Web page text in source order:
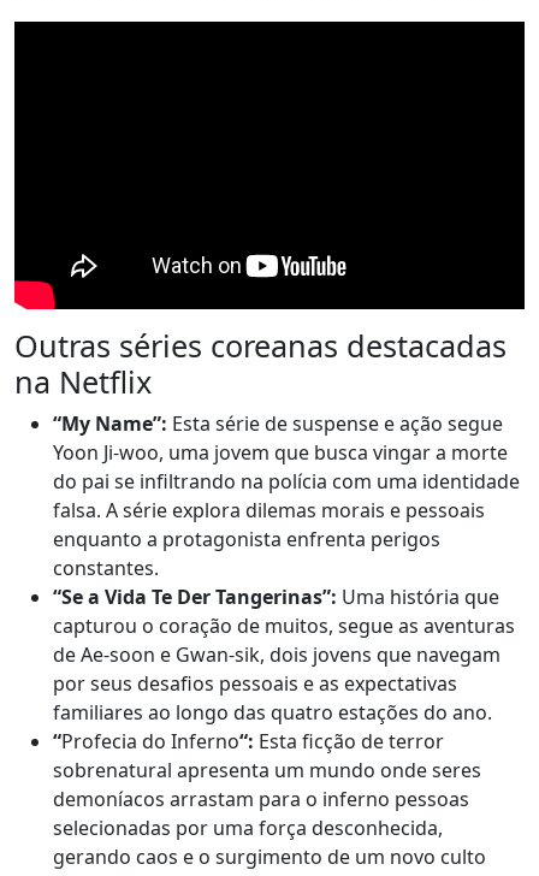
Outras séries coreanas destacadas
na Netflix
“My Name”: Esta série de suspense e ação segue
Yoon Ji-woo, uma jovem que busca vingar a morte
do pai se infiltrando na polícia com uma identidade
falsa. A série explora dilemas morais e pessoais
enquanto a protagonista enfrenta perigos
constantes.
“Se a Vida Te Der Tangerinas”: Uma história que
capturou o coração de muitos, segue as aventuras
de Ae-soon e Gwan-sik, dois jovens que navegam
por seus desafios pessoais e as expectativas
familiares ao longo das quatro estações do ano.
“Profecia do Inferno“: Esta ficção de terror
sobrenatural apresenta um mundo onde seres
demoníacos arrastam para o inferno pessoas
selecionadas por uma força desconhecida,
gerando caos e o surgimento de um novo culto